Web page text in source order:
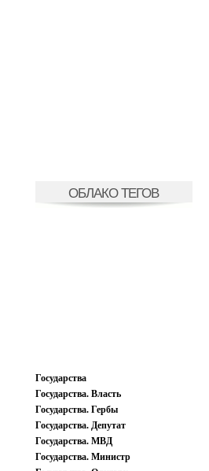
ОБЛАКО ТЕГОВ
Государства
Государства. Власть
Государства. Гербы
Государства. Депутат
Государства. МВД
Государства. Министр